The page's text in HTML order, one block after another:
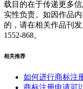
载目的在于传递更多
实性负责。如因作品
的，请在相关作品刊
1552-868。
相关推荐
如何进行商标注
商标注册申请可